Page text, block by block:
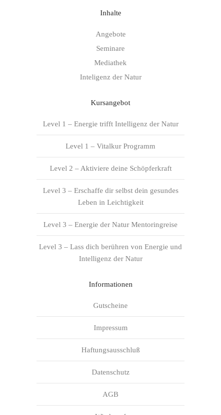
Inhalte
Angebote
Seminare
Mediathek
Inteligenz der Natur
Kursangebot
Level 1 – Energie trifft Intelligenz der Natur
Level 1 – Vitalkur Programm
Level 2 – Aktiviere deine Schöpferkraft
Level 3 – Erschaffe dir selbst dein gesundes
Leben in Leichtigkeit
Level 3 – Energie der Natur Mentoringreise
Level 3 – Lass dich berühren von Energie und
Intelligenz der Natur
Informationen
Gutscheine
Impressum
Haftungsausschluß
Datenschutz
AGB